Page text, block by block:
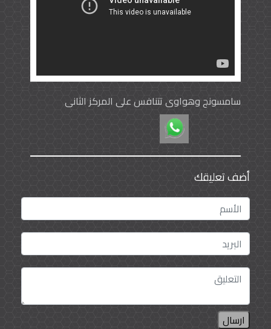
سامسونج وهواوي تتنافس على المركز الثاني
أضف تعليقك
ارسال